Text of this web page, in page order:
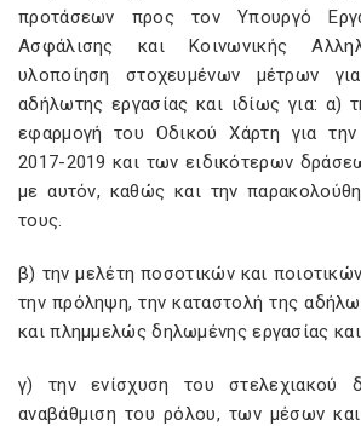
προτάσεων προς τον Υπουργό
Ασφάλισης και Κοινωνικής
υλοποίηση στοχευμένων μέτρων
αδήλωτης εργασίας και ιδίως για: α)
εφαρμογή του Οδικού Χάρτη για
2017-2019 και των ειδικότερων
με αυτόν, καθώς και την
τους.
β) την μελέτη ποσοτικών και
την πρόληψη, την καταστολή της
και πλημμελώς δηλωμένης εργασίας
γ) την ενίσχυση του στελεχιακού
αναβάθμιση του ρόλου, των μέσων